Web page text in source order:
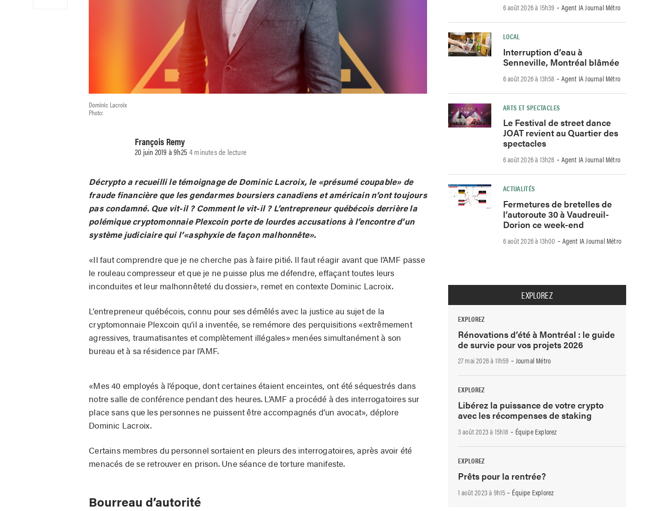
Dominic Lacroix
Photo:
François Remy
20 juin 2019 à 9h25 4 minutes de lecture
Décrypto a recueilli le témoignage de Dominic Lacroix, le «présumé coupable» de
fraude financière que les gendarmes boursiers canadiens et américain n’ont toujours
pas condamné. Que vit-il ? Comment le vit-il ? L’entrepreneur québécois derrière la
polémique cryptomonnaie Plexcoin porte de lourdes accusations à l’encontre d’un
système judiciaire qui l’«asphyxie de façon malhonnête».
«Il faut comprendre que je ne cherche pas à faire pitié. Il faut réagir avant que l’AMF passe
le rouleau compresseur et que je ne puisse plus me défendre, effaçant toutes leurs
inconduites et leur malhonnêteté du dossier», remet en contexte Dominic Lacroix.
L’entrepreneur québécois, connu pour ses démêlés avec la justice au sujet de la
cryptomonnaie Plexcoin qu’il a inventée, se remémore des perquisitions «extrêmement
agressives, traumatisantes et complètement illégales» menées simultanément à son
bureau et à sa résidence par l’AMF.
«Mes 40 employés à l’époque, dont certaines étaient enceintes, ont été séquestrés dans
notre salle de conférence pendant des heures. L’AMF a procédé à des interrogatoires sur
place sans que les personnes ne puissent être accompagnés d’un avocat», déplore
Dominic Lacroix.
Certains membres du personnel sortaient en pleurs des interrogatoires, après avoir été
menacés de se retrouver en prison. Une séance de torture manifeste.
Bourreau d’autorité
6 août 2026 à 15h39 -Agent IA Journal Métro
LOCAL
Interruption d’eau à
Senneville, Montréal blâmée
6 août 2026 à 13h58 -Agent IA Journal Métro
ARTS ET SPECTACLES
Le Festival de street dance
JOAT revient au Quartier des
spectacles
6 août 2026 à 13h28 -Agent IA Journal Métro
ACTUALITÉS
Fermetures de bretelles de
l’autoroute 30 à Vaudreuil-
Dorion ce week-end
6 août 2026 à 13h00 -Agent IA Journal Métro
EXPLOREZ
EXPLOREZ
Rénovations d’été à Montréal : le guide
de survie pour vos projets 2026
27 mai 2026 à 11h59 -Journal Métro
EXPLOREZ
Libérez la puissance de votre crypto
avec les récompenses de staking
3 août 2023 à 15h18 - Équipe Explorez
EXPLOREZ
Prêts pour la rentrée?
1 août 2023 à 9h15 - Équipe Explorez